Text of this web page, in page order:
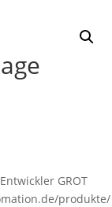
GROT
produkte/